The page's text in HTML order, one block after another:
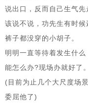
说出口，反而自己生气先
该说不说，功先生有时
裤子都没穿的小胡子。
明明一直等待着发生什
能怎么办?现场办就好了。
(目前为止几个大尺度场
委屈他了)